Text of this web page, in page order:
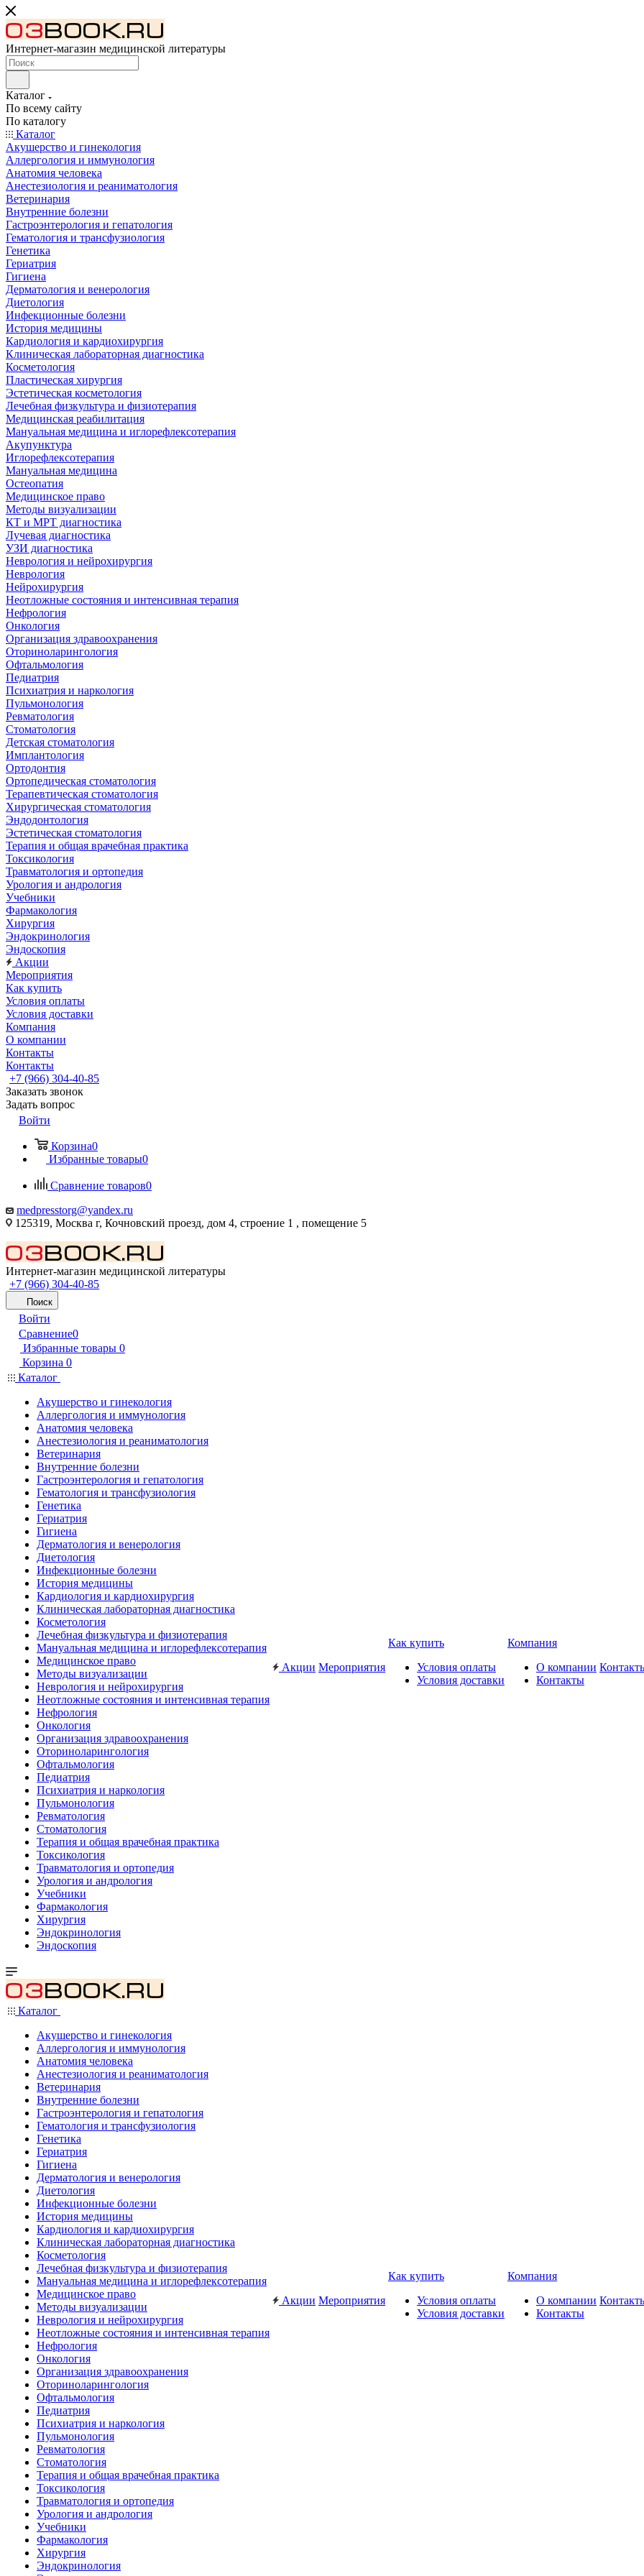
Интернет-магазин медицинской литературы
Каталог
По всему сайту
По каталогу
Каталог
Акушерство и гинекология
Аллергология и иммунология
Анатомия человека
Анестезиология и реаниматология
Ветеринария
Внутренние болезни
Гастроэнтерология и гепатология
Гематология и трансфузиология
Генетика
Гериатрия
Гигиена
Дерматология и венерология
Диетология
Инфекционные болезни
История медицины
Кардиология и кардиохирургия
Клиническая лабораторная диагностика
Косметология
Пластическая хирургия
Эстетическая косметология
Лечебная физкультура и физиотерапия
Медицинская реабилитация
Мануальная медицина и иглорефлексотерапия
Акупунктура
Иглорефлексотерапия
Мануальная медицина
Остеопатия
Медицинское право
Методы визуализации
КТ и МРТ диагностика
Лучевая диагностика
УЗИ диагностика
Неврология и нейрохирургия
Неврология
Нейрохирургия
Неотложные состояния и интенсивная терапия
Нефрология
Онкология
Организация здравоохранения
Оториноларингология
Офтальмология
Педиатрия
Психиатрия и наркология
Пульмонология
Ревматология
Стоматология
Детская стоматология
Имплантология
Ортодонтия
Ортопедическая стоматология
Терапевтическая стоматология
Хирургическая стоматология
Эндодонтология
Эстетическая стоматология
Терапия и общая врачебная практика
Токсикология
Травматология и ортопедия
Урология и андрология
Учебники
Фармакология
Хирургия
Эндокринология
Эндоскопия
Акции
Мероприятия
Как купить
Условия оплаты
Условия доставки
Компания
О компании
Контакты
Контакты
+7 (966) 304-40-85
Заказать звонок
Задать вопрос
Войти
Корзина0
Избранные товары0
Сравнение товаров0
medpresstorg@yandex.ru
125319, Москва г, Кочновский проезд, дом 4, строение 1 , помещение 5
Интернет-магазин медицинской литературы
+7 (966) 304-40-85
Поиск
Войти
Сравнение0
Избранные товары 0
Корзина 0
Каталог
Акушерство и гинекология
Аллергология и иммунология
Анатомия человека
Анестезиология и реаниматология
Ветеринария
Внутренние болезни
Гастроэнтерология и гепатология
Гематология и трансфузиология
Генетика
Гериатрия
Гигиена
Дерматология и венерология
Диетология
Инфекционные болезни
История медицины
Кардиология и кардиохирургия
Клиническая лабораторная диагностика
Косметология
Лечебная физкультура и физиотерапия
Мануальная медицина и иглорефлексотерапия
Медицинское право
Методы визуализации
Неврология и нейрохирургия
Неотложные состояния и интенсивная терапия
Нефрология
Онкология
Организация здравоохранения
Оториноларингология
Офтальмология
Педиатрия
Психиатрия и наркология
Пульмонология
Ревматология
Стоматология
Терапия и общая врачебная практика
Токсикология
Травматология и ортопедия
Урология и андрология
Учебники
Фармакология
Хирургия
Эндокринология
Эндоскопия
Акции Мероприятия
Как купить
Условия оплаты
Условия доставки
Компания
О компании
Контакты
Каталог
Акушерство и гинекология
Аллергология и иммунология
Анатомия человека
Анестезиология и реаниматология
Ветеринария
Внутренние болезни
Гастроэнтерология и гепатология
Гематология и трансфузиология
Генетика
Гериатрия
Гигиена
Дерматология и венерология
Диетология
Инфекционные болезни
История медицины
Кардиология и кардиохирургия
Клиническая лабораторная диагностика
Косметология
Лечебная физкультура и физиотерапия
Мануальная медицина и иглорефлексотерапия
Медицинское право
Методы визуализации
Неврология и нейрохирургия
Неотложные состояния и интенсивная терапия
Нефрология
Онкология
Организация здравоохранения
Оториноларингология
Офтальмология
Педиатрия
Психиатрия и наркология
Пульмонология
Ревматология
Стоматология
Терапия и общая врачебная практика
Токсикология
Травматология и ортопедия
Урология и андрология
Учебники
Фармакология
Хирургия
Эндокринология
Акции Мероприятия
Как купить
Условия оплаты
Условия доставки
Компания
О компании
Контакты